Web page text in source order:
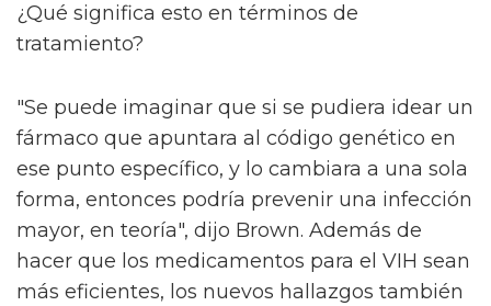
¿Qué significa esto en términos de
tratamiento?
"Se puede imaginar que si se pudiera idear un
fármaco que apuntara al código genético en
ese punto específico, y lo cambiara a una sola
forma, entonces podría prevenir una infección
mayor, en teoría", dijo Brown. Además de
hacer que los medicamentos para el VIH sean
más eficientes, los nuevos hallazgos también